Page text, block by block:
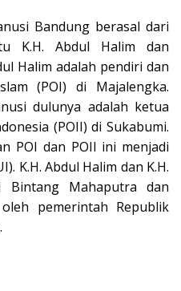
Bandung berasal dari
K.H. Abdul Halim dan
Halim adalah pendiri dan
(POI) di Majalengka.
dulunya adalah ketua
(POII) di Sukabumi.
POI dan POII ini menjadi
K.H. Abdul Halim dan K.H.
Bintang Mahaputra dan
pemerintah Republik